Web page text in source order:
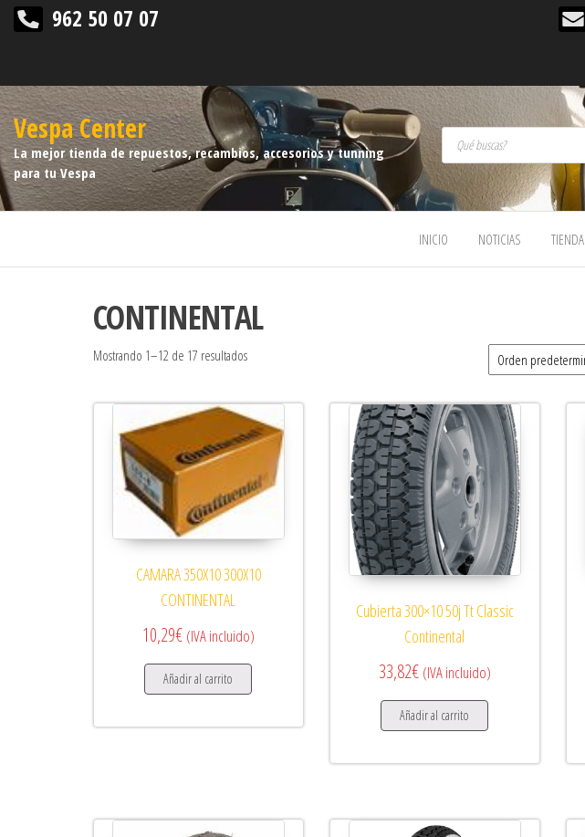
962 50 07 07
Vespa Center
La mejor tienda de repuestos, recambios, accesorios y tunning
para tu Vespa
Búsqueda de productos
INICIO NOTICIAS TIENDA
CONTINENTAL
Mostrando 1–12 de 17 resultados
CAMARA 350X10 300X10
CONTINENTAL
10,29€ (IVA incluido)
Añadir al carrito
Cubierta 300×10 50j Tt Classic
Continental
33,82€ (IVA incluido)
Añadir al carrito